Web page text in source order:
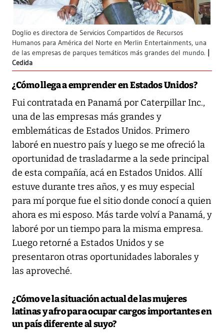
Doglio es directora de Servicios Compartidos de Recursos
Humanos para América del Norte en Merlin Entertainments, una
de las empresas de parques temáticos más grandes del mundo.
Cedida
¿Cómo llega a emprender en Estados Unidos?
Fui contratada en Panamá por Caterpillar Inc.,
una de las empresas más grandes y
emblemáticas de Estados Unidos. Primero
laboré en nuestro país y luego se me ofreció la
oportunidad de trasladarme a la sede principal
de esta compañía, acá en Estados Unidos. Allí
estuve durante tres años, y es muy especial
para mí porque fue el sitio donde conocí a quien
ahora es mi esposo. Más tarde volví a Panamá, y
laboré por un tiempo para la misma empresa.
Luego retorné a Estados Unidos y se
presentaron otras oportunidades laborales y
las aproveché.
¿Cómo ve la situación actual de las mujeres
latinas y afro para ocupar cargos importantes en
un país diferente al suyo?